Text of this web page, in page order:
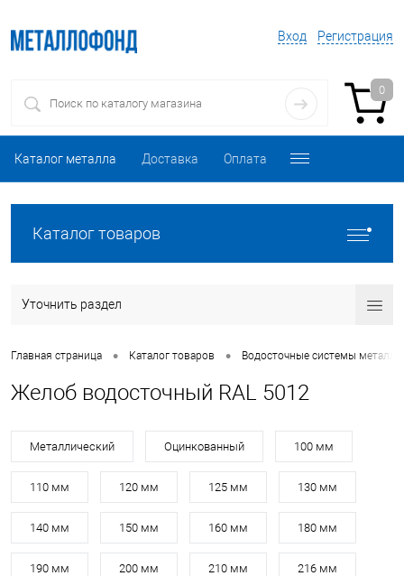
Вход Регистрация
0
Каталог металла Доставка Оплата
Каталог товаров
Уточнить раздел
Главная страница • Каталог товаров • Водосточные системы
Желоб водосточный RAL 5012
Металлический Оцинкованный 100 мм
110 мм 120 мм 125 мм 130 мм
140 мм 150 мм 160 мм 180 мм
190 мм 200 мм 210 мм 216 мм